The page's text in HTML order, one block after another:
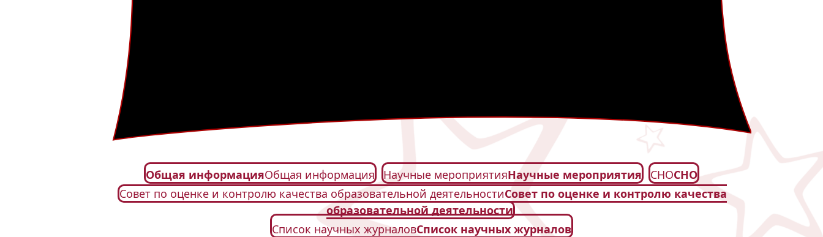
Общая информацияОбщая информация Научные мероприятияНаучные мероприятия СНОСНО
Совет по оценке и контролю качества образовательной деятельностиСовет по оценке и контролю качества
образовательной деятельности
Список научных журналовСписок научных журналов